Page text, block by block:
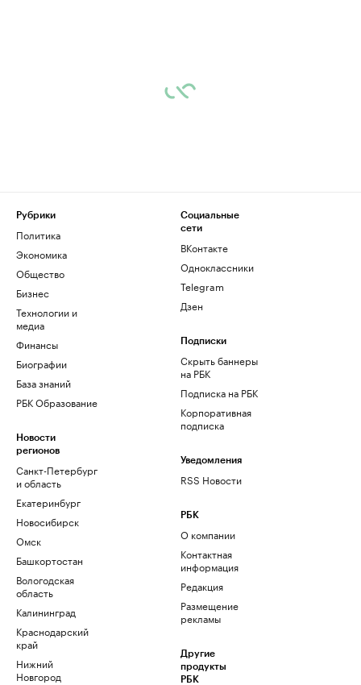
Рубрики
Политика
Экономика
Общество
Бизнес
Технологии и
медиа
Финансы
Биографии
База знаний
РБК Образование
Новости
регионов
Санкт-Петербург
и область
Екатеринбург
Новосибирск
Омск
Башкортостан
Вологодская
область
Калининград
Краснодарский
край
Нижний
Новгород
Социальные
сети
ВКонтакте
Одноклассники
Telegram
Дзен
Подписки
Скрыть баннеры
на РБК
Подписка на РБК
Корпоративная
подписка
Уведомления
RSS Новости
РБК
О компании
Контактная
информация
Редакция
Размещение
рекламы
Другие
продукты
РБК